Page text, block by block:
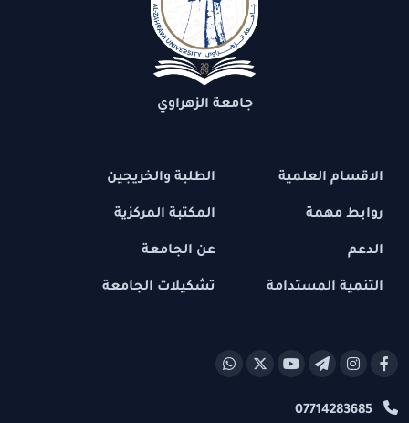
جامعة الزهراوي
الاقسام العلمية
روابط مهمة
الدعم
التنمية المستدامة
الطلبة والخريجين
المكتبة المركزية
عن الجامعة
تشكيلات الجامعة
07714283685